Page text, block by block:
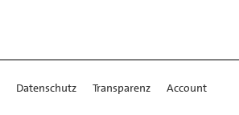
Datenschutz Transparenz
Account